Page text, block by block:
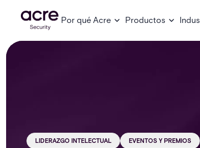
Por qué Acre Productos
LIDERAZGO INTELECTUAL EVENTOS Y PREMIOS